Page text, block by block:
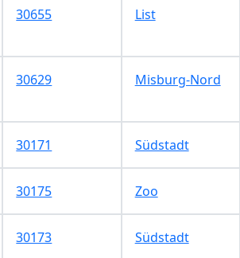
30655 List
30629 Misburg-Nord
30171 Südstadt
30175 Zoo
30173 Südstadt